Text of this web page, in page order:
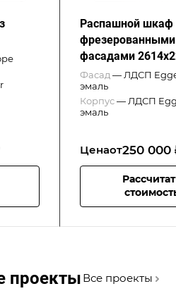
Распашной шкаф
фрезерованными
фасадами
Фасад — ЛДСП
эмаль
Корпус— ЛДСП
эмаль
Ценаот250 000
проекты Все проекты